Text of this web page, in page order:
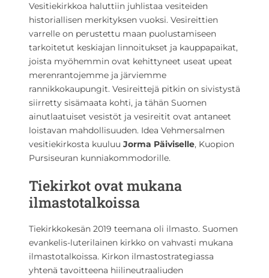
Vesitiekirkkoa haluttiin juhlistaa vesiteiden
historiallisen merkityksen vuoksi. Vesireittien
varrelle on perustettu maan puolustamiseen
tarkoitetut keskiajan linnoitukset ja kauppapaikat,
joista myöhemmin ovat kehittyneet useat upeat
merenrantojemme ja järviemme
rannikkokaupungit. Vesireittejä pitkin on sivistystä
siirretty sisämaata kohti, ja tähän Suomen
ainutlaatuiset vesistöt ja vesireitit ovat antaneet
loistavan mahdollisuuden. Idea Vehmersalmen
vesitiekirkosta kuuluu Jorma Päiviselle, Kuopion
Pursiseuran kunniakommodorille.
Tiekirkot ovat mukana
ilmastotalkoissa
Tiekirkkokesän 2019 teemana oli ilmasto. Suomen
evankelis-luterilainen kirkko on vahvasti mukana
ilmastotalkoissa. Kirkon ilmastostrategiassa
yhtenä tavoitteena hiilineutraaliuden